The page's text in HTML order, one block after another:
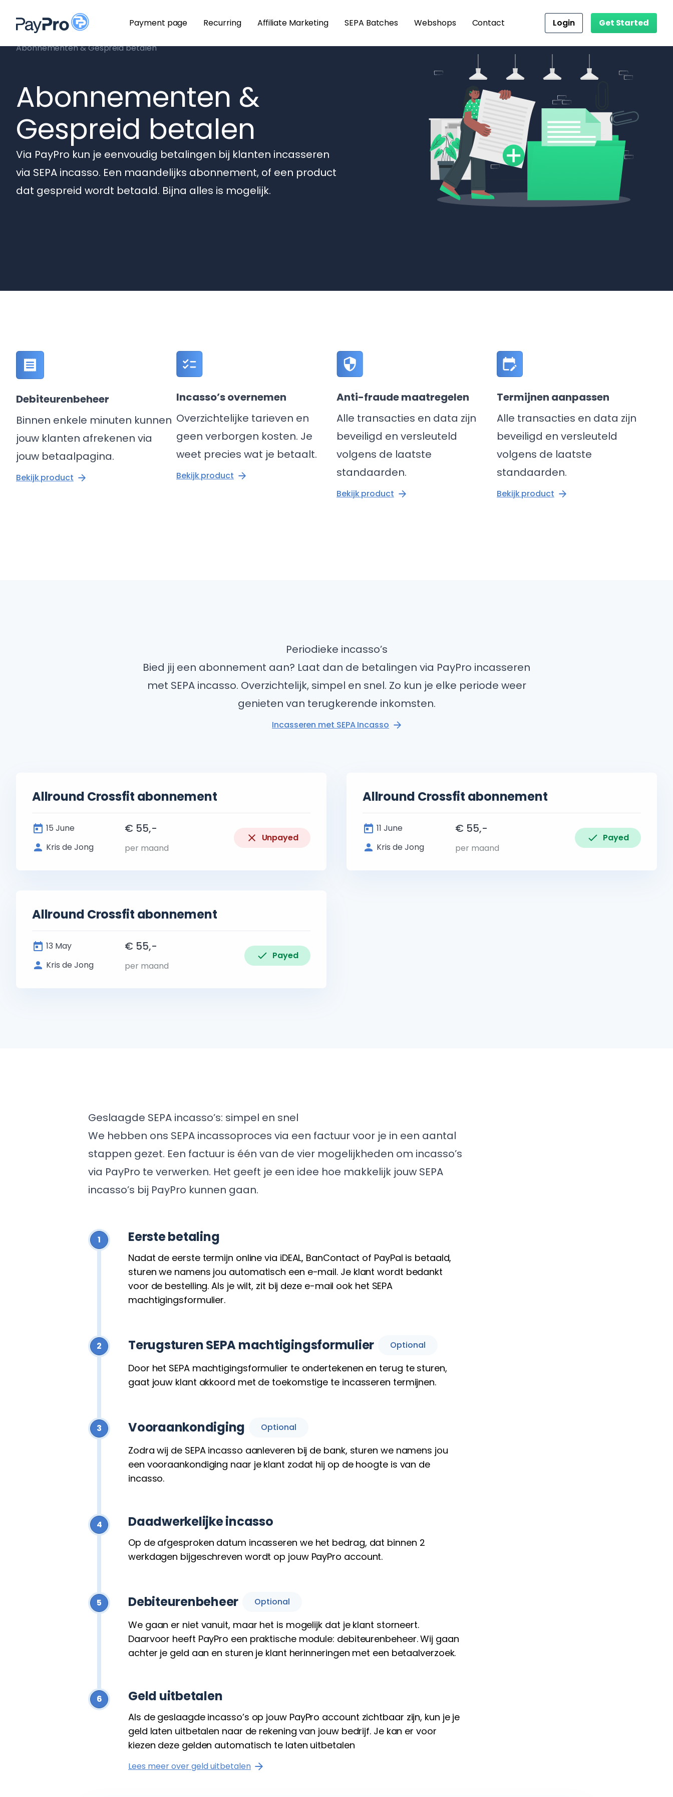
Payment page Recurring Affiliate Marketing SEPA Batches Webshops Contact Login Get Started
Abonnementen & Gespreid betalen
Abonnementen &
Gespreid betalen
Via PayPro kun je eenvoudig betalingen bij klanten incasseren
via SEPA incasso. Een maandelijks abonnement, of een product
dat gespreid wordt betaald. Bijna alles is mogelijk.
Debiteurenbeheer
Binnen enkele minuten kunnen
jouw klanten afrekenen via
jouw betaalpagina.
Bekijk product
Incasso’s overnemen
Overzichtelijke tarieven en
geen verborgen kosten. Je
weet precies wat je betaalt.
Bekijk product
Anti-fraude maatregelen
Alle transacties en data zijn
beveiligd en versleuteld
volgens de laatste
standaarden.
Bekijk product
Termijnen aanpassen
Alle transacties en data zijn
beveiligd en versleuteld
volgens de laatste
standaarden.
Bekijk product
Periodieke incasso’s
Bied jij een abonnement aan? Laat dan de betalingen via PayPro incasseren
met SEPA incasso. Overzichtelijk, simpel en snel. Zo kun je elke periode weer
genieten van terugkerende inkomsten.
Incasseren met SEPA Incasso
Allround Crossfit abonnement
15 June
Kris de Jong
€ 55,-
per maand
Unpayed
Allround Crossfit abonnement
11 June
Kris de Jong
€ 55,-
per maand
Payed
Allround Crossfit abonnement
13 May
Kris de Jong
€ 55,-
per maand
Payed
Geslaagde SEPA incasso’s: simpel en snel
We hebben ons SEPA incassoproces via een factuur voor je in een aantal
stappen gezet. Een factuur is één van de vier mogelijkheden om incasso’s
via PayPro te verwerken. Het geeft je een idee hoe makkelijk jouw SEPA
incasso’s bij PayPro kunnen gaan.
1 Eerste betaling
Nadat de eerste termijn online via iDEAL, BanContact of PayPal is betaald,
sturen we namens jou automatisch een e-mail. Je klant wordt bedankt
voor de bestelling. Als je wilt, zit bij deze e-mail ook het SEPA
machtigingsformulier.
2 Terugsturen SEPA machtigingsformulier Optional
Door het SEPA machtigingsformulier te ondertekenen en terug te sturen,
gaat jouw klant akkoord met de toekomstige te incasseren termijnen.
3 Vooraankondiging Optional
Zodra wij de SEPA incasso aanleveren bij de bank, sturen we namens jou
een vooraankondiging naar je klant zodat hij op de hoogte is van de
incasso.
4 Daadwerkelijke incasso
Op de afgesproken datum incasseren we het bedrag, dat binnen 2
werkdagen bijgeschreven wordt op jouw PayPro account.
5 Debiteurenbeheer Optional
We gaan er niet vanuit, maar het is mogelijk dat je klant storneert.
Daarvoor heeft PayPro een praktische module: debiteurenbeheer. Wij gaan
achter je geld aan en sturen je klant herinneringen met een betaalverzoek.
6 Geld uitbetalen
Als de geslaagde incasso’s op jouw PayPro account zichtbaar zijn, kun je je
geld laten uitbetalen naar de rekening van jouw bedrijf. Je kan er voor
kiezen deze gelden automatisch te laten uitbetalen
Lees meer over geld uitbetalen